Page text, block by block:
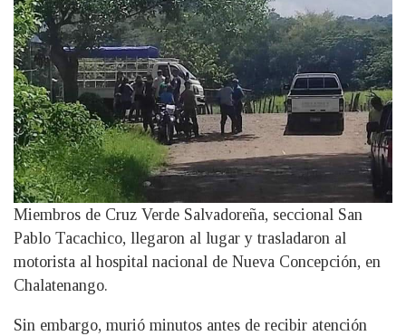
Miembros de Cruz Verde Salvadoreña, seccional San
Pablo Tacachico, llegaron al lugar y trasladaron al
motorista al hospital nacional de Nueva Concepción, en
Chalatenango.
Sin embargo, murió minutos antes de recibir atención